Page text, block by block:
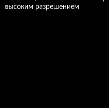
высоким разрешением